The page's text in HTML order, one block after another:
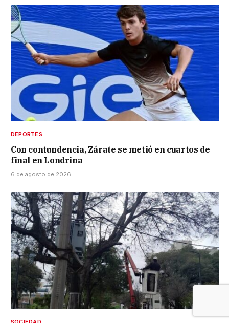
DEPORTES
Con contundencia, Zárate se metió en cuartos de
final en Londrina
6 de agosto de 2026